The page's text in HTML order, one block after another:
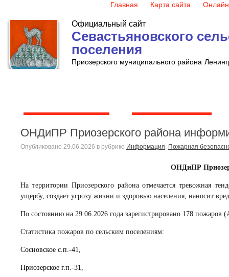
Главная Карта сайта
Официальный сайт
Севастьяновского
поселения
Приозерского муниципального района
ОНДиПР Приозерского района
Опубликовано 29.06.2026 в рубрике Информация, Пожарная
ОНДиПР
На территории Приозерского района отмечается тревожная
ущербу, создает угрозу жизни и здоровью населения, наносит
По состоянию на 29.06.2026 года зарегистрировано 178 пожаров
Статистика пожаров по сельским поселениям:
Сосновское с.п.-41,
Приозерское г.п.-31,